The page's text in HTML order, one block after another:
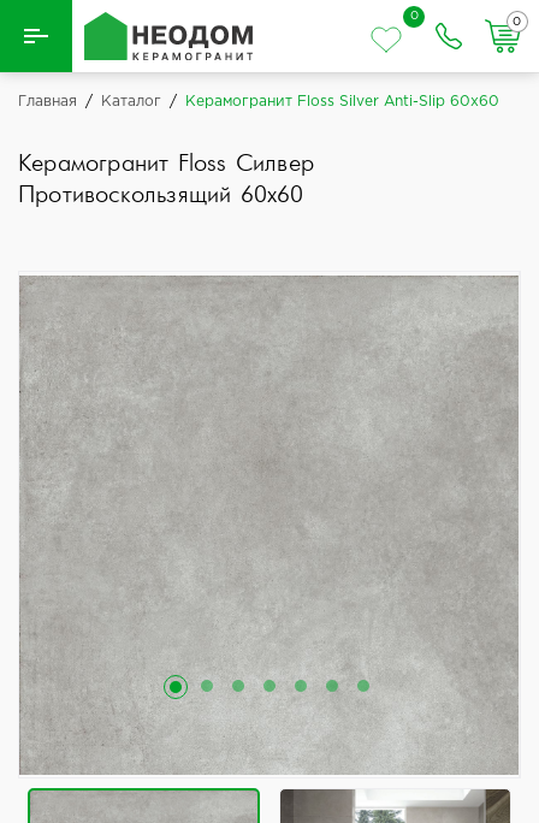
Назад
Керамическая плитка
0
0
Главная / Каталог / Керамогранит Floss Silver Anti-Slip 60x60
Керамогранит Floss Силвер
Противоскользящий 60x60